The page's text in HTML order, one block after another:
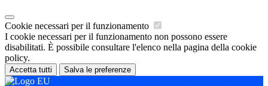
Cookie necessari per il funzionamento
I cookie necessari per il funzionamento non possono essere
disabilitati. È possibile consultare l'elenco nella pagina della cookie
policy.
Accetta tutti Salva le preferenze